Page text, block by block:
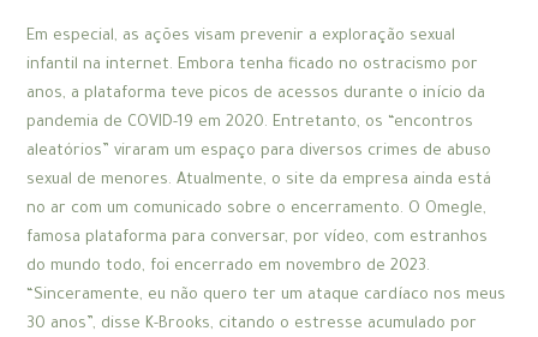
Em especial, as ações visam prevenir a exploração sexual
infantil na internet. Embora tenha ficado no ostracismo por
anos, a plataforma teve picos de acessos durante o início da
pandemia de COVID-19 em 2020. Entretanto, os “encontros
aleatórios” viraram um espaço para diversos crimes de abuso
sexual de menores. Atualmente, o site da empresa ainda está
no ar com um comunicado sobre o encerramento. O Omegle,
famosa plataforma para conversar, por vídeo, com estranhos
do mundo todo, foi encerrado em novembro de 2023.
“Sinceramente, eu não quero ter um ataque cardíaco nos meus
30 anos”, disse K-Brooks, citando o estresse acumulado por